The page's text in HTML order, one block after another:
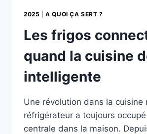
2025 |A QUOI ÇA SERT ?
Les frigos
quand la cuisine
intelligente
Une révolution dans la cuisine
réfrigérateur a toujours
centrale dans la maison.